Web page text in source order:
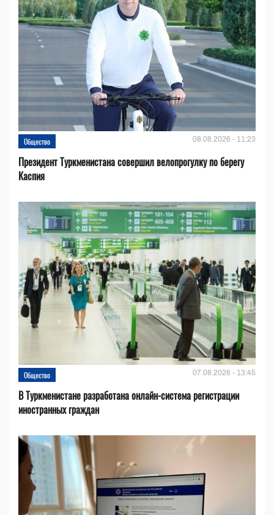
Общество 08.08.2026 - 11:23
Президент Туркменистана совершил велопрогулку по берегу
Каспия
Общество 07.08.2026 - 13:45
В Туркменистане разработана онлайн-система регистрации
иностранных граждан